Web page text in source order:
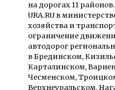
на дорогах 11
URA.RU в
хозяйства и
ограничение
автодорог
в Брединском,
Карталинском,
Чесменском,
Верхнеуральском,